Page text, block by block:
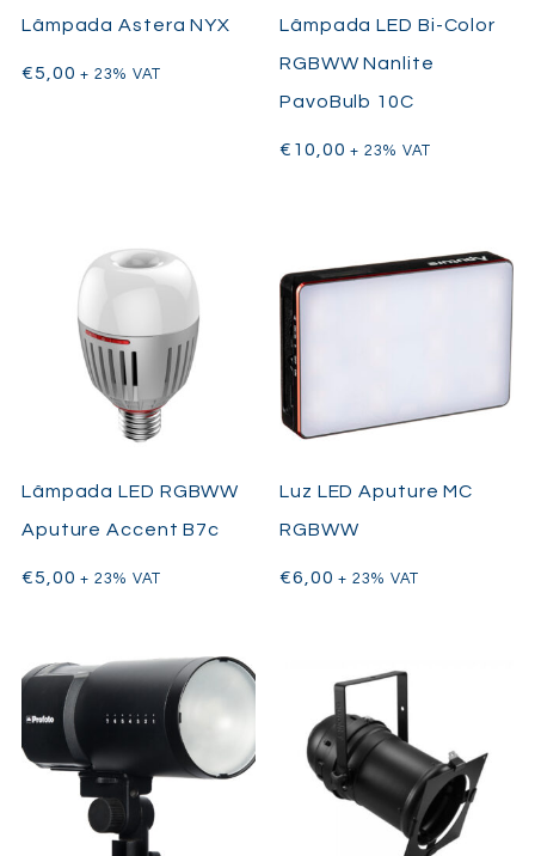
Lâmpada Astera NYX
€5,00 + 23% VAT
Lâmpada LED Bi-Color
RGBWW Nanlite
PavoBulb 10C
€ 10,00 + 23% VAT
Lâmpada LED RGBWW
Aputure Accent B7c
€5,00 + 23% VAT
Luz LED Aputure MC
RGBWW
€6,00 + 23% VAT